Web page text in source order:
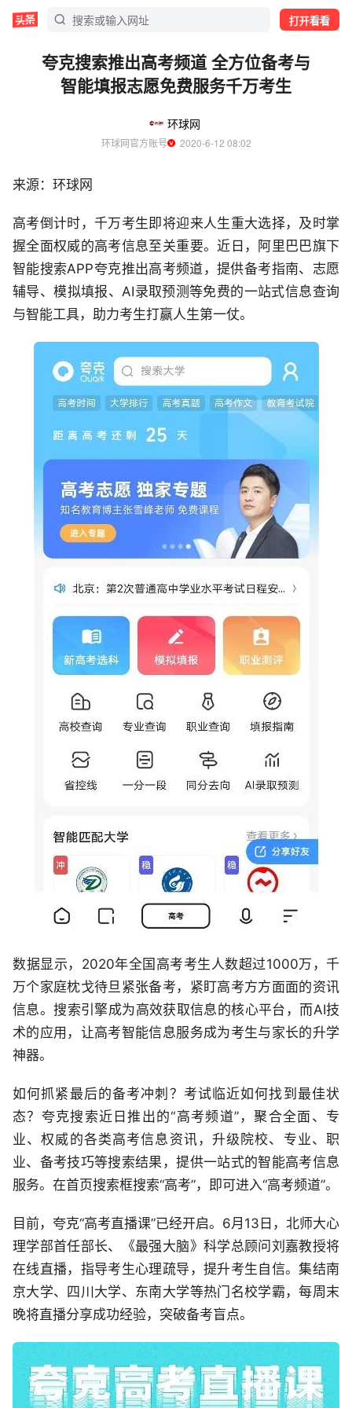
打开看看
夸克搜索推出高考频道 全方位备考与
智能填报志愿免费服务千万考生
环球网
环球网官方账号
  2020-6-12 08:02
来源：环球网
高考倒计时，千万考生即将迎来人生重大选择，及时掌
握全面权威的高考信息至关重要。近日，阿里巴巴旗下
智能搜索APP夸克推出高考频道，提供备考指南、志愿
辅导、模拟填报、AI录取预测等免费的一站式信息查询
与智能工具，助力考生打赢人生第一仗。
数据显示，2020年全国高考考生人数超过1000万，千
万个家庭枕戈待旦紧张备考，紧盯高考方方面面的资讯
信息。搜索引擎成为高效获取信息的核心平台，而AI技
术的应用，让高考智能信息服务成为考生与家长的升学
神器。
如何抓紧最后的备考冲刺？考试临近如何找到最佳状
态？夸克搜索近日推出的“高考频道”，聚合全面、专
业、权威的各类高考信息资讯，升级院校、专业、职
业、备考技巧等搜索结果，提供一站式的智能高考信息
服务。在首页搜索框搜索“高考”，即可进入“高考频道”。
目前，夸克“高考直播课”已经开启。6月13日，北师大心
理学部首任部长、《最强大脑》科学总顾问刘嘉教授将
在线直播，指导考生心理疏导，提升考生自信。集结南
京大学、四川大学、东南大学等热门名校学霸，每周末
晚将直播分享成功经验，突破备考盲点。